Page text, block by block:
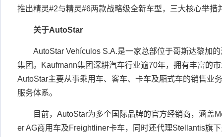
推出精灵#2与精灵#6两款战略级全新车型，三大核心举措
关于AutoStar
AutoStar Vehículos S.A.是一家总部位于哥斯达黎加
集团。Kaufmann集团深耕汽车行业逾70年，拥有丰富的
AutoStar主要从事乘用车、客车、卡车及厢式车的销售业
服务体系。
目前，AutoStar为多个国际品牌的官方经销商，涵盖
er AG商用车及Freightliner卡车，同时还代理Stellantis旗